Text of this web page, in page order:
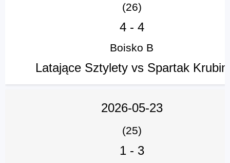
(26)
4- 4
Boisko B
Latające Sztylety vs Spartak Krubin
2026-05-23
(25)
1- 3